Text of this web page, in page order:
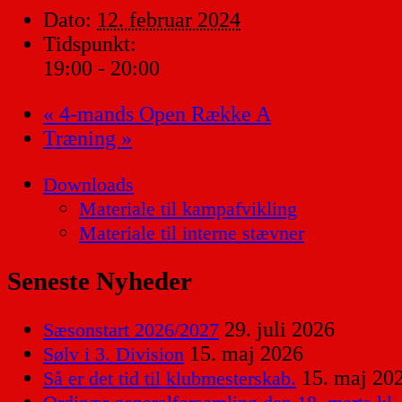
Dato: 12. februar 2024
Tidspunkt:
19:00 - 20:00
« 4-mands Open Række A
Træning »
Downloads
Materiale til kampafvikling
Materiale til interne stævner
Seneste Nyheder
Sæsonstart 2026/2027 29. juli 2026
Sølv i 3. Division 15. maj 2026
Så er det tid til klubmesterskab. 15. maj